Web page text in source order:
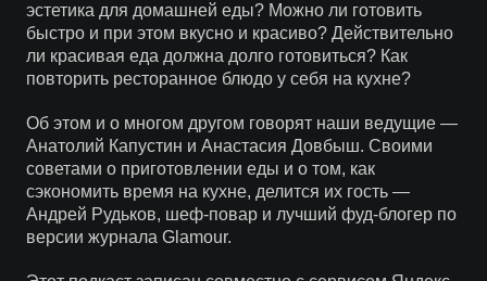
эстетика для домашней еды? Можно ли готовить
быстро и при этом вкусно и красиво? Действительно
ли красивая еда должна долго готовиться? Как
повторить ресторанное блюдо у себя на кухне?
Об этом и о многом другом говорят наши ведущие —
Анатолий Капустин и Анастасия Довбыш. Своими
советами о приготовлении еды и о том, как
сэкономить время на кухне, делится их гость —
Андрей Рудьков, шеф-повар и лучший фуд-блогер по
версии журнала Glamour.